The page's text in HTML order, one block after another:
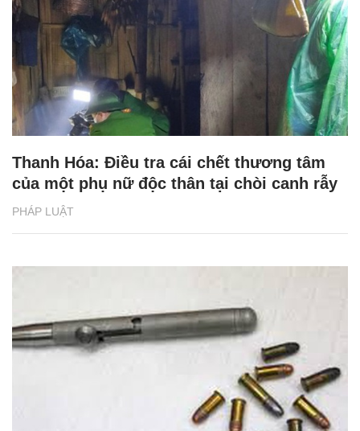
PHÁP LUẬT
Thanh Hóa: Điều tra cái chết thương tâm
của một phụ nữ độc thân tại chòi canh rẫy